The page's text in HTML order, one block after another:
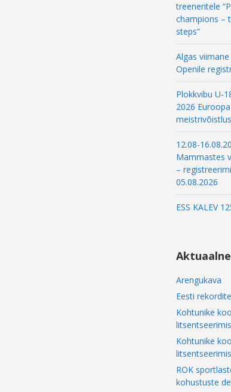
treeneritele
champions –
steps”
Algas
Openile
Plokkvibu U-
2026
12.08-
Mammastes
–
05.08.2026
ESS KALEV
Aktuaalne
Arengukava
Eesti
Kohtunike
Kohtunike
ROK
kohustuste